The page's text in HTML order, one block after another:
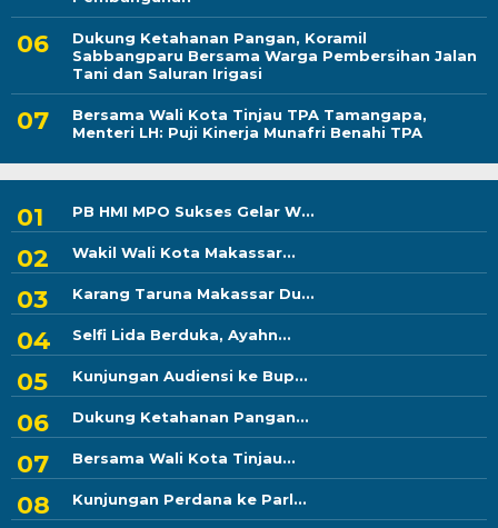
Dukung Ketahanan Pangan, Koramil
Sabbangparu Bersama Warga Pembersihan Jalan
Tani dan Saluran Irigasi
Bersama Wali Kota Tinjau TPA Tamangapa,
Menteri LH: Puji Kinerja Munafri Benahi TPA
PB HMI MPO Sukses Gelar W...
Wakil Wali Kota Makassar...
Karang Taruna Makassar Du...
Selfi Lida Berduka, Ayahn...
Kunjungan Audiensi ke Bup...
Dukung Ketahanan Pangan...
Bersama Wali Kota Tinjau...
Kunjungan Perdana ke Parl...